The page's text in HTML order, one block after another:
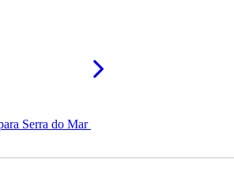
Serra do Mar